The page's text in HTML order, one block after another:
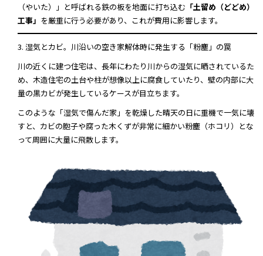
（やいた）」と呼ばれる鉄の板を地面に打ち込む 「土留め（どどめ）
工事」 を厳重に行う必要があり、これが費用に影響します。
3. 湿気とカビ。川沿いの空き家解体時に発生する「粉塵」の罠
川の近くに建つ住宅は、長年にわたり川からの湿気に晒されているた
め、木造住宅の土台や柱が想像以上に腐食していたり、壁の内部に大
量の黒カビが発生しているケースが目立ちます。
このような「湿気で傷んだ家」を乾燥した晴天の日に重機で一気に壊
すと、カビの胞子や腐った木くずが非常に細かい粉塵（ホコリ）とな
って周囲に大量に飛散します。